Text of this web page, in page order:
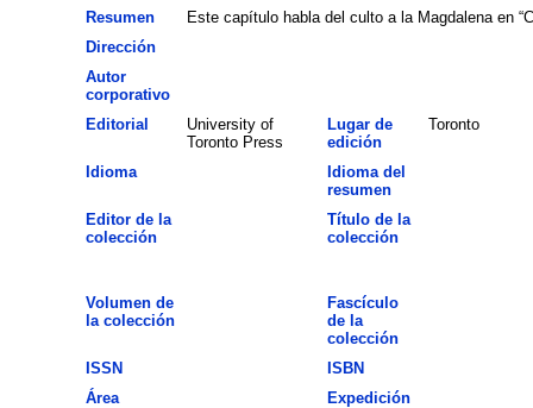
Resumen
Este capítulo habla del culto a la Magdalena en
Dirección
Autor
corporativo
Editorial
University of
Toronto Press
Lugar de
edición
Toronto
Idioma
Idioma del
resumen
Editor de la
colección
Título de la
colección
Volumen de
la colección
Fascículo
de la
colección
ISSN
ISBN
Área
Expedición